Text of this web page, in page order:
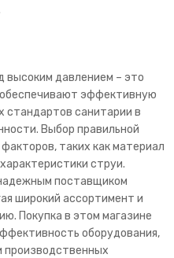
высоким давлением – это
эффективную
стандартов санитарии в
Выбор правильной
таких как материал
струи.
поставщиком
широкий ассортимент и
Покупка в этом магазине
оборудования,
производственных